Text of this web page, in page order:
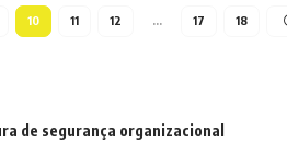
10 11 12 … 17 18
de segurança organizacional